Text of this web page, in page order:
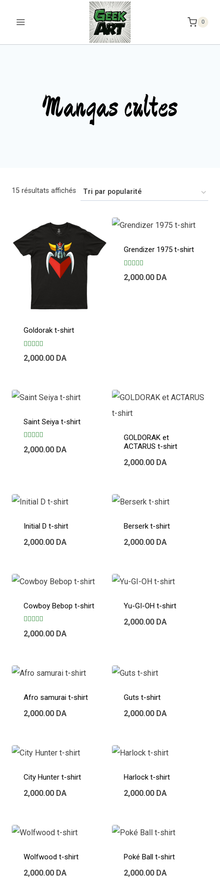
0
Mangas cultes
15 résultats affichés Trié
Goldorak t-shirt
Note
5.00
2,000.00 DA
Grendizer 1975 t-shirt
Note
5.00
2,000.00 DA
Saint Seiya t-shirt
Note
5.00
2,000.00 DA
GOLDORAK et
ACTARUS t-shirt
2,000.00 DA
Initial D t-shirt
2,000.00 DA
Berserk t-shirt
2,000.00 DA
Cowboy Bebop t-shirt
Note
5.00
2,000.00 DA
Yu-GI-OH t-shirt
2,000.00 DA
Afro samurai t-shirt
2,000.00 DA
Guts t-shirt
2,000.00 DA
City Hunter t-shirt
2,000.00 DA
Harlock t-shirt
2,000.00 DA
Wolfwood t-shirt
2,000.00 DA
Poké Ball t-shirt
2,000.00 DA